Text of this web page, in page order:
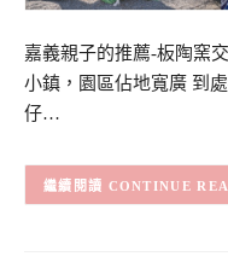
嘉義親子的推薦-板陶窯
小鎮，園區佔地寬廣 到
仔…
CONTINUE